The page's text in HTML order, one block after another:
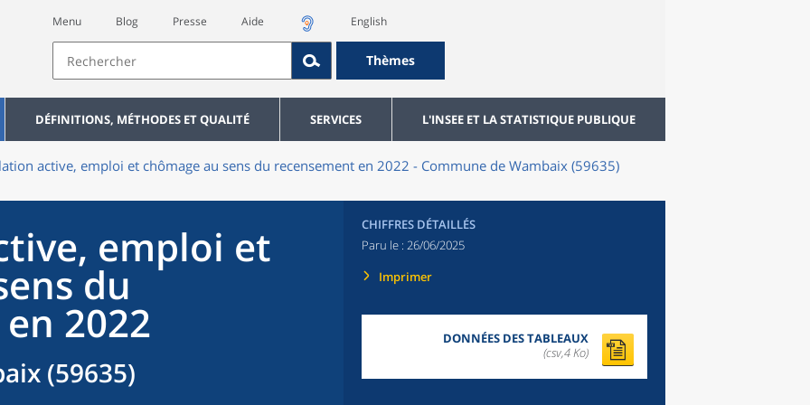
Menu Blog Presse Aide English
Thèmes
DÉFINITIONS, MÉTHODES ET QUALITÉ SERVICES L'INSEE ET LA STATISTIQUE PUBLIQUE
active, emploi et chômage au sens du recensement en 2022 - Commune de Wambaix (59635)
emploi et
du
2022
(59635)
CHIFFRES DÉTAILLÉS
Paru le : 26/06/2025
Imprimer
DONNÉES DES TABLEAUX
(csv,4 Ko)